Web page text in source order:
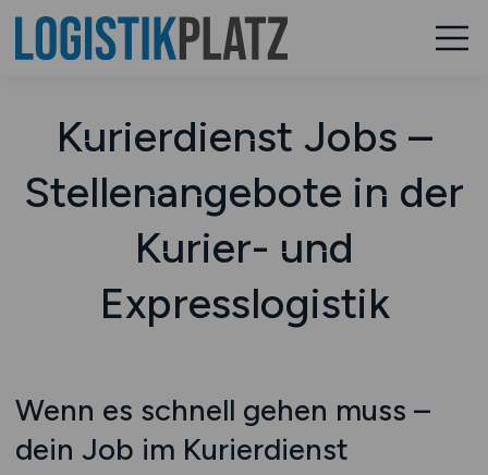
Kurierdienst Jobs –
Stellenangebote in der
Kurier- und
Expresslogistik
Wenn es schnell gehen muss –
dein Job im Kurierdienst